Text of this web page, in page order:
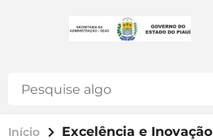
Início Excelência e Inovação